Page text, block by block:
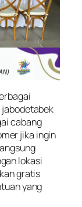
jabodetabek
cabang
jika ingin
lokasi
gratis
yang